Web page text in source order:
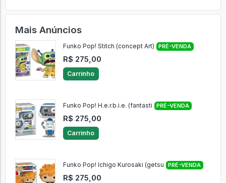
Mais Anúncios
Funko Pop! Stitch (concept Art) PRÉ-VENDA
R$ 275,00
Carrinho
Funko Pop! H.e.r.b.i.e. (fantasti PRÉ-VENDA
R$ 275,00
Carrinho
Funko Pop! Ichigo Kurosaki (getsu PRÉ-VENDA
R$ 275,00